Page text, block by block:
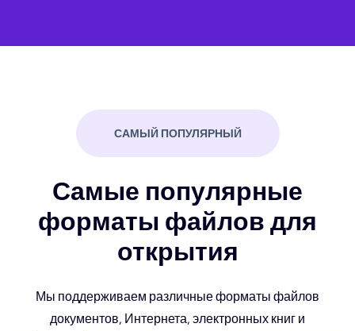
САМЫЙ ПОПУЛЯРНЫЙ
Самые популярные
форматы файлов для
открытия
Мы поддерживаем различные форматы файлов
документов, Интернета, электронных книг и